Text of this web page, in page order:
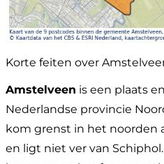
Korte feiten over
Amstelveen is een plaats
Nederlandse provincie
kom grenst in het noorden
en ligt niet ver van